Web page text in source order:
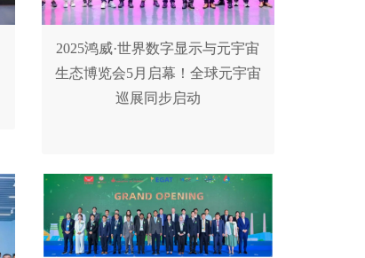
2025鸿威·世界数字显示与元宇宙
生态博览会5月启幕！全球元宇宙
巡展同步启动